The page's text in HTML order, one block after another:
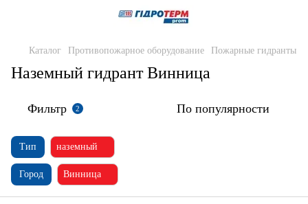
Каталог Противопожарное оборудование Пожарные гидранты
Наземный гидрант Винница
Фильтр 2 По популярности
Тип наземный
Город Винница